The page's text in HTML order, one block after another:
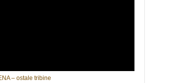
– ostale tribine